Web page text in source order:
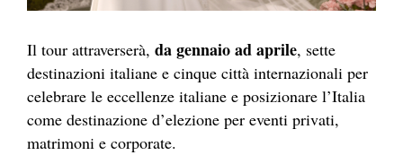
Il tour attraverserà, da gennaio ad aprile, sette
destinazioni italiane e cinque città internazionali per
celebrare le eccellenze italiane e posizionare l’Italia
come destinazione d’elezione per eventi privati,
matrimoni e corporate.